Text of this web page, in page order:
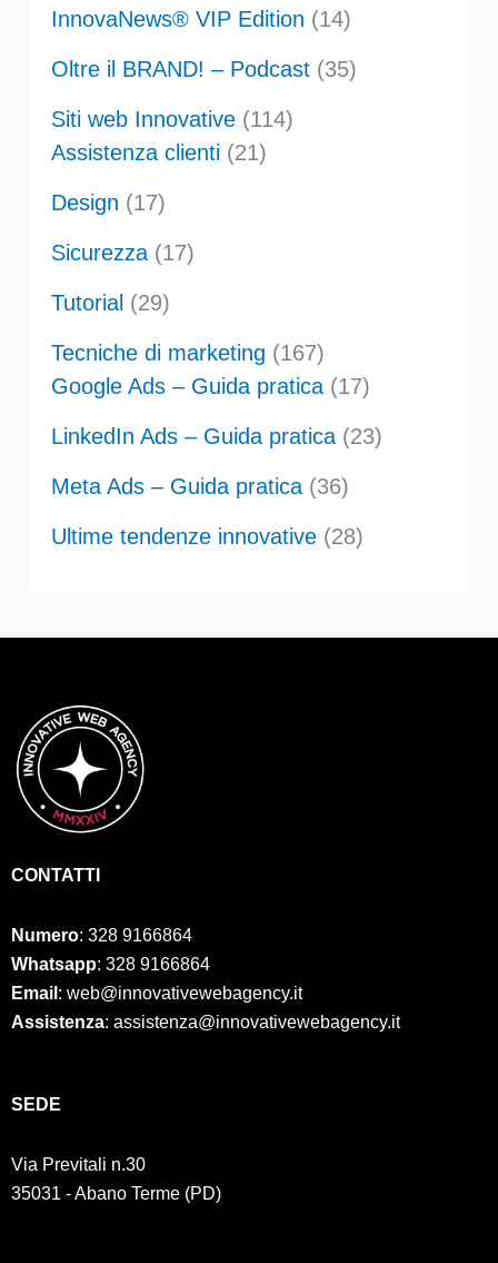
InnovaNews® VIP Edition (14)
Oltre il BRAND! – Podcast(35)
Siti web Innovative(114)
Assistenza clienti(21)
Design (17)
Sicurezza(17)
Tutorial (29)
Tecniche di marketing (167)
Google Ads – Guida pratica(17)
LinkedIn Ads – Guida pratica(23)
Meta Ads – Guida pratica(36)
Ultime tendenze innovative(28)
CONTATTI
Numero: 328 9166864
Whatsapp: 328 9166864
Email : web@innovativewebagency.it
Assistenza: assistenza@innovativewebagency.it
SED E
Via Previtali n.30
35031 - Abano Terme (PD)